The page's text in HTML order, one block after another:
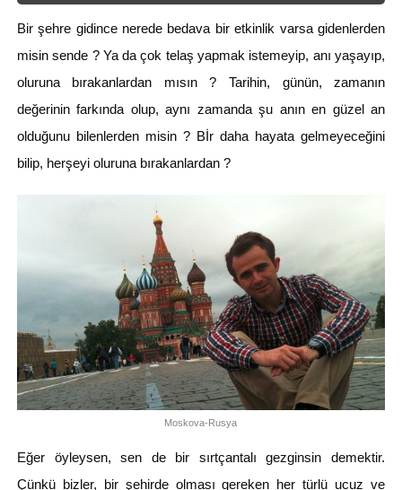
Bir şehre gidince nerede bedava bir etkinlik varsa gidenlerden
misin sende ? Ya da çok telaş yapmak istemeyip, anı yaşayıp,
oluruna bırakanlardan mısın ? Tarihin, günün, zamanın
değerinin farkında olup, aynı zamanda şu anın en güzel an
olduğunu bilenlerden misin ? Bİr daha hayata gelmeyeceğini
bilip, herşeyi oluruna bırakanlardan ?
Moskova-Rusya
Eğer öyleysen, sen de bir sırtçantalı gezginsin demektir.
Çünkü bizler, bir şehirde olması gereken her türlü ucuz ve